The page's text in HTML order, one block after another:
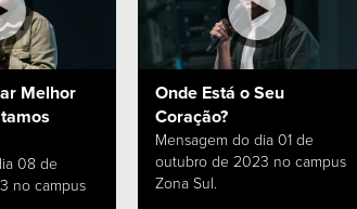
Melhor
08 de
no campus
Onde Está o Seu
Coração?
Mensagem do dia 01 de
outubro de 2023 no campus
Zona Sul.